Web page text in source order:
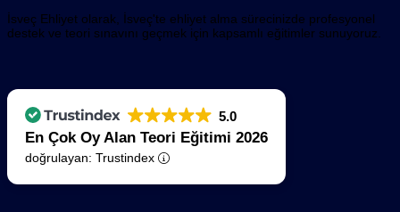
İsveç Ehliyet olarak, İsveç'te ehliyet alma sürecinizde profesyonel
destek ve teori sınavını geçmek için kapsamlı eğitimler sunuyoruz.
5.0
En Çok Oy Alan Teori Eğitimi 2026
doğrulayan: Trustindex